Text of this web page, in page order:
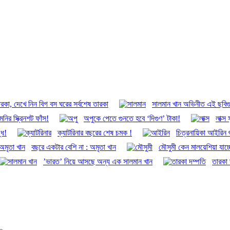
দেখে নিন বিগ বস ঘরের সর্বশেষ তারকা
সালমান খান অভিনীত এই
স্ক্রিনশট ফাঁস!
অপুকে পেতে গুনতে হবে ‘দিগুণ’ টাকা!
লাক্স
ক্যাটরিনার বছরের শেষ চমক !
চিত্রনায়িকা আইরিন
বছরে একটার বেশি না : অমৃতা খান
মৌসুমী কেন মালয়েশিয়া
’ভারত’ নিয়ে আসছে অন্য এক সালমান খান
তারকা